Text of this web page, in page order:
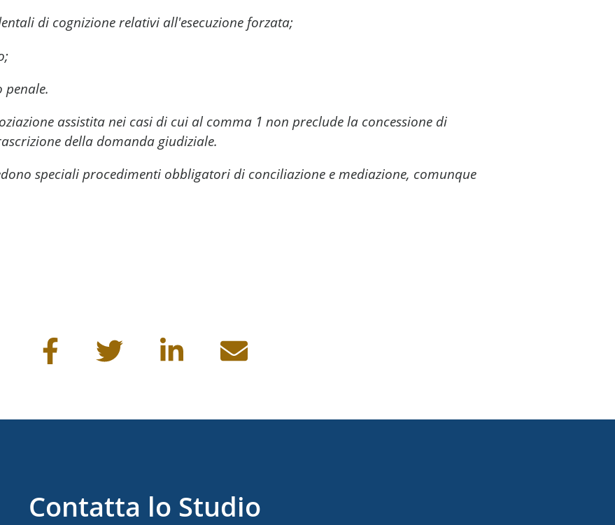
di cognizione relativi all'esecuzione forzata;
penale.
assistita nei casi di cui al comma 1 non preclude la concessione di
della domanda giudiziale.
speciali procedimenti obbligatori di conciliazione e mediazione, comunque
Contatta lo Studio